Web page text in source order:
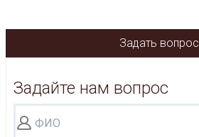
Задать вопрос
Задайте нам вопрос
ФИО